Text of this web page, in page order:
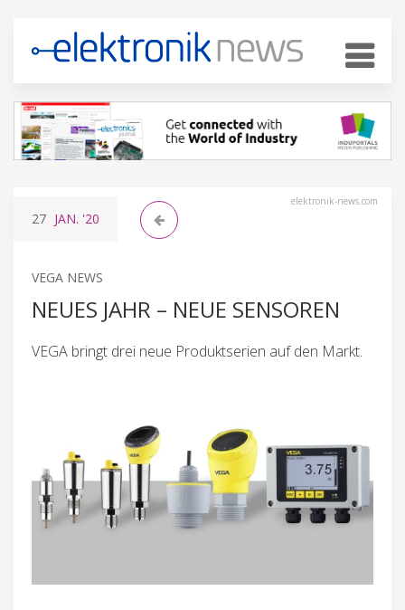
elektronik-news.com
27 JAN. '20
VEGA NEWS
NEUES JAHR – NEUE SENSOREN
VEGA bringt drei neue Produktserien auf den Markt.